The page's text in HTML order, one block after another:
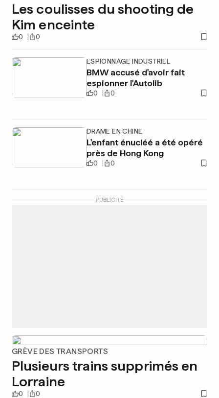
Les coulisses du shooting de
Kim enceinte
0 0
ESPIONNAGE INDUSTRIEL
BMW accusé d'avoir fait
espionner l'Autolib
0 0
DRAME EN CHINE
L'enfant énucléé a été opéré
près de Hong Kong
0 0
PUBLICITÉ
GRÈVE DES TRANSPORTS
Plusieurs trains supprimés en
Lorraine
0 0